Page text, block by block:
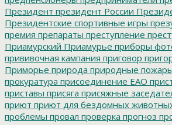
Президент президент России
Президентские спортивные игры
премия препараты преступление
Приамурский Приамурье приборы
прививочная кампания приговор
Приморье природа природные
прокуратура присоединение ЕАО
приставы присяга присяжные
приют приют для бездомных
проблемы провал проверка прогноз